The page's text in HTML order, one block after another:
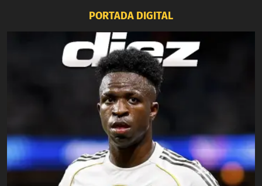
PORTADA DIGITAL